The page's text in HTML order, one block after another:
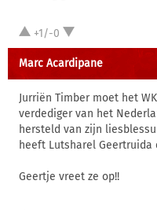
+1/-0
Marc Acardipane
Jurriën Timber moet het
verdediger van het
hersteld van zijn
heeft Lutsharel Geertruida
Geertje vreet ze op!!